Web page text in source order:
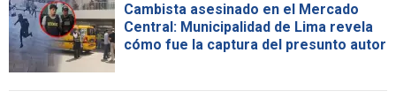
Cambista asesinado en el Mercado
Central: Municipalidad de Lima revela
cómo fue la captura del presunto autor